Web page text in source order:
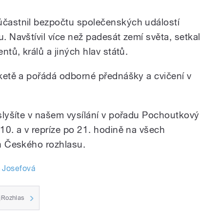
bezpočtu společenských událostí
Navštívil více než padesát zemí světa, setkal
králů a jiných hlav států.
a pořádá odborné přednášky a cvičení v
v našem vysílání v pořadu Pochoutkový
a v repríze po 21. hodině na všech
Českého rozhlasu.
Josefová